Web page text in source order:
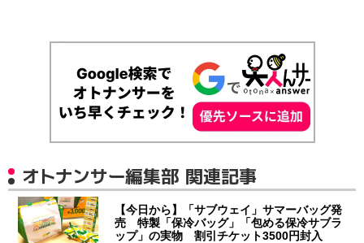
オトナンサー編集部 関連記事
【今日から】「サブウェイ」サマーバッグ発
売 特製「保冷バッグ」「包める保冷サブラ
ップ」の実物 割引チケット3500円封入